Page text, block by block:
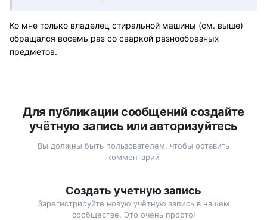
Ко мне только владелец стиральной машины (см. выше)
обращался восемь раз со сваркой разнообразных
предметов.
Для публикации сообщений создайте
учётную запись или авторизуйтесь
Вы должны быть пользователем, чтобы оставить
комментарий
Создать учетную запись
Зарегистрируйте новую учётную запись в нашем
сообществе. Это очень просто!